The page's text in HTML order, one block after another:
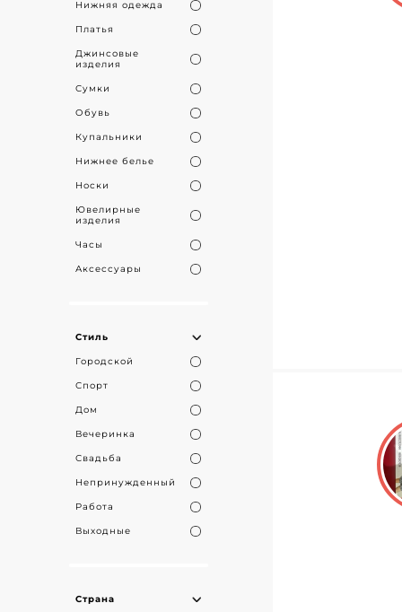
Нижняя одежда
Платья
Джинсовые
изделия
Сумки
Обувь
Купальники
Нижнее белье
Носки
Ювелирные
изделия
Часы
Аксессуары
Стиль
Городской
Спорт
Дом
Вечеринка
Свадьба
Непринужденный
Работа
Выходные
Страна
Откройте